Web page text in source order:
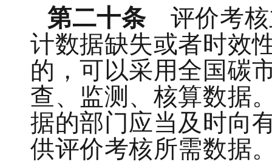
第二十条评价考核
计数据缺失或者时效
的，可以采用全国碳
查、监测、核算数据
据的部门应当及时向
供评价考核所需数据